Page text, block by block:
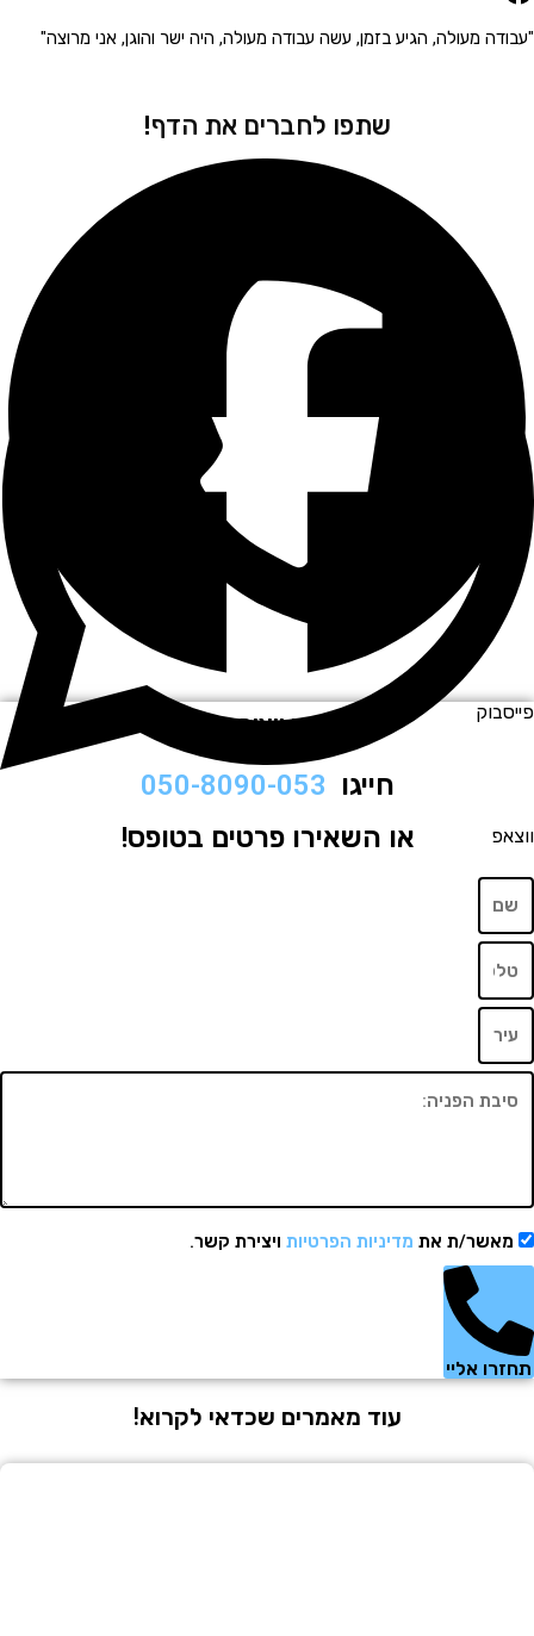
מעולה, הגיע בזמן, עשה עבודה מעולה, היה ישר והוגן, אני מרוצה"
שתפו לחברים את הדף!
לתיאום ויצירת קשר
חייגו050-8090-053
או השאירו פרטים בטופס!
ת אתמדיניות הפרטיותויצירת קשר.
אליי
עוד מאמרים שכדאי לקרוא!